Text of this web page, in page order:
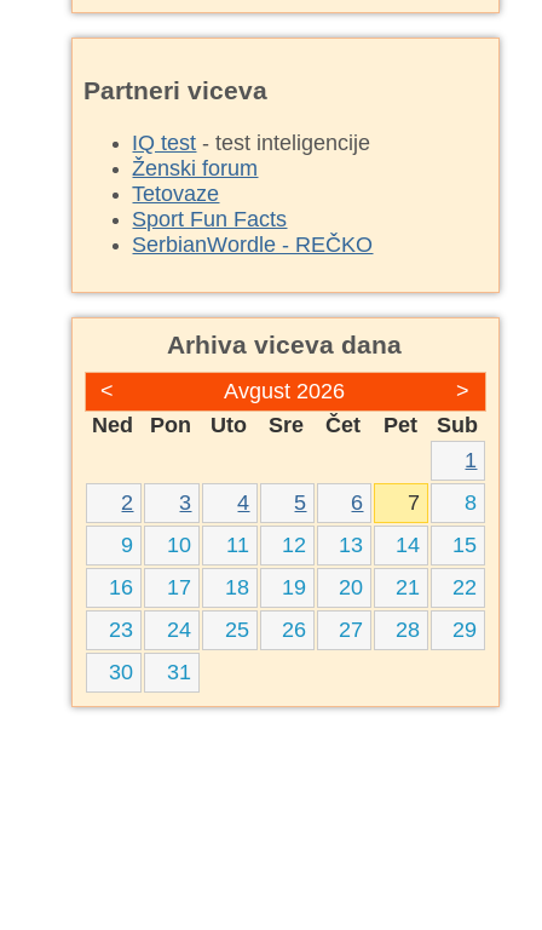
Partneri viceva
IQ test - test inteligencije
Ženski forum
Tetovaze
Sport Fun Facts
SerbianWordle - REČKO
Arhiva viceva dana
< >
Avgust 2026
Ned
Pon Uto Sre Čet Pet
Sub
1
2
3 4 5 6 7
8
9
10 11 12 13 14
15
16
17 18 19 20 21
22
23
24 25 26 27 28
29
30
31